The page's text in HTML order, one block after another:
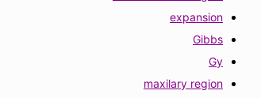
expansion
Gibbs
Gy
maxilary region